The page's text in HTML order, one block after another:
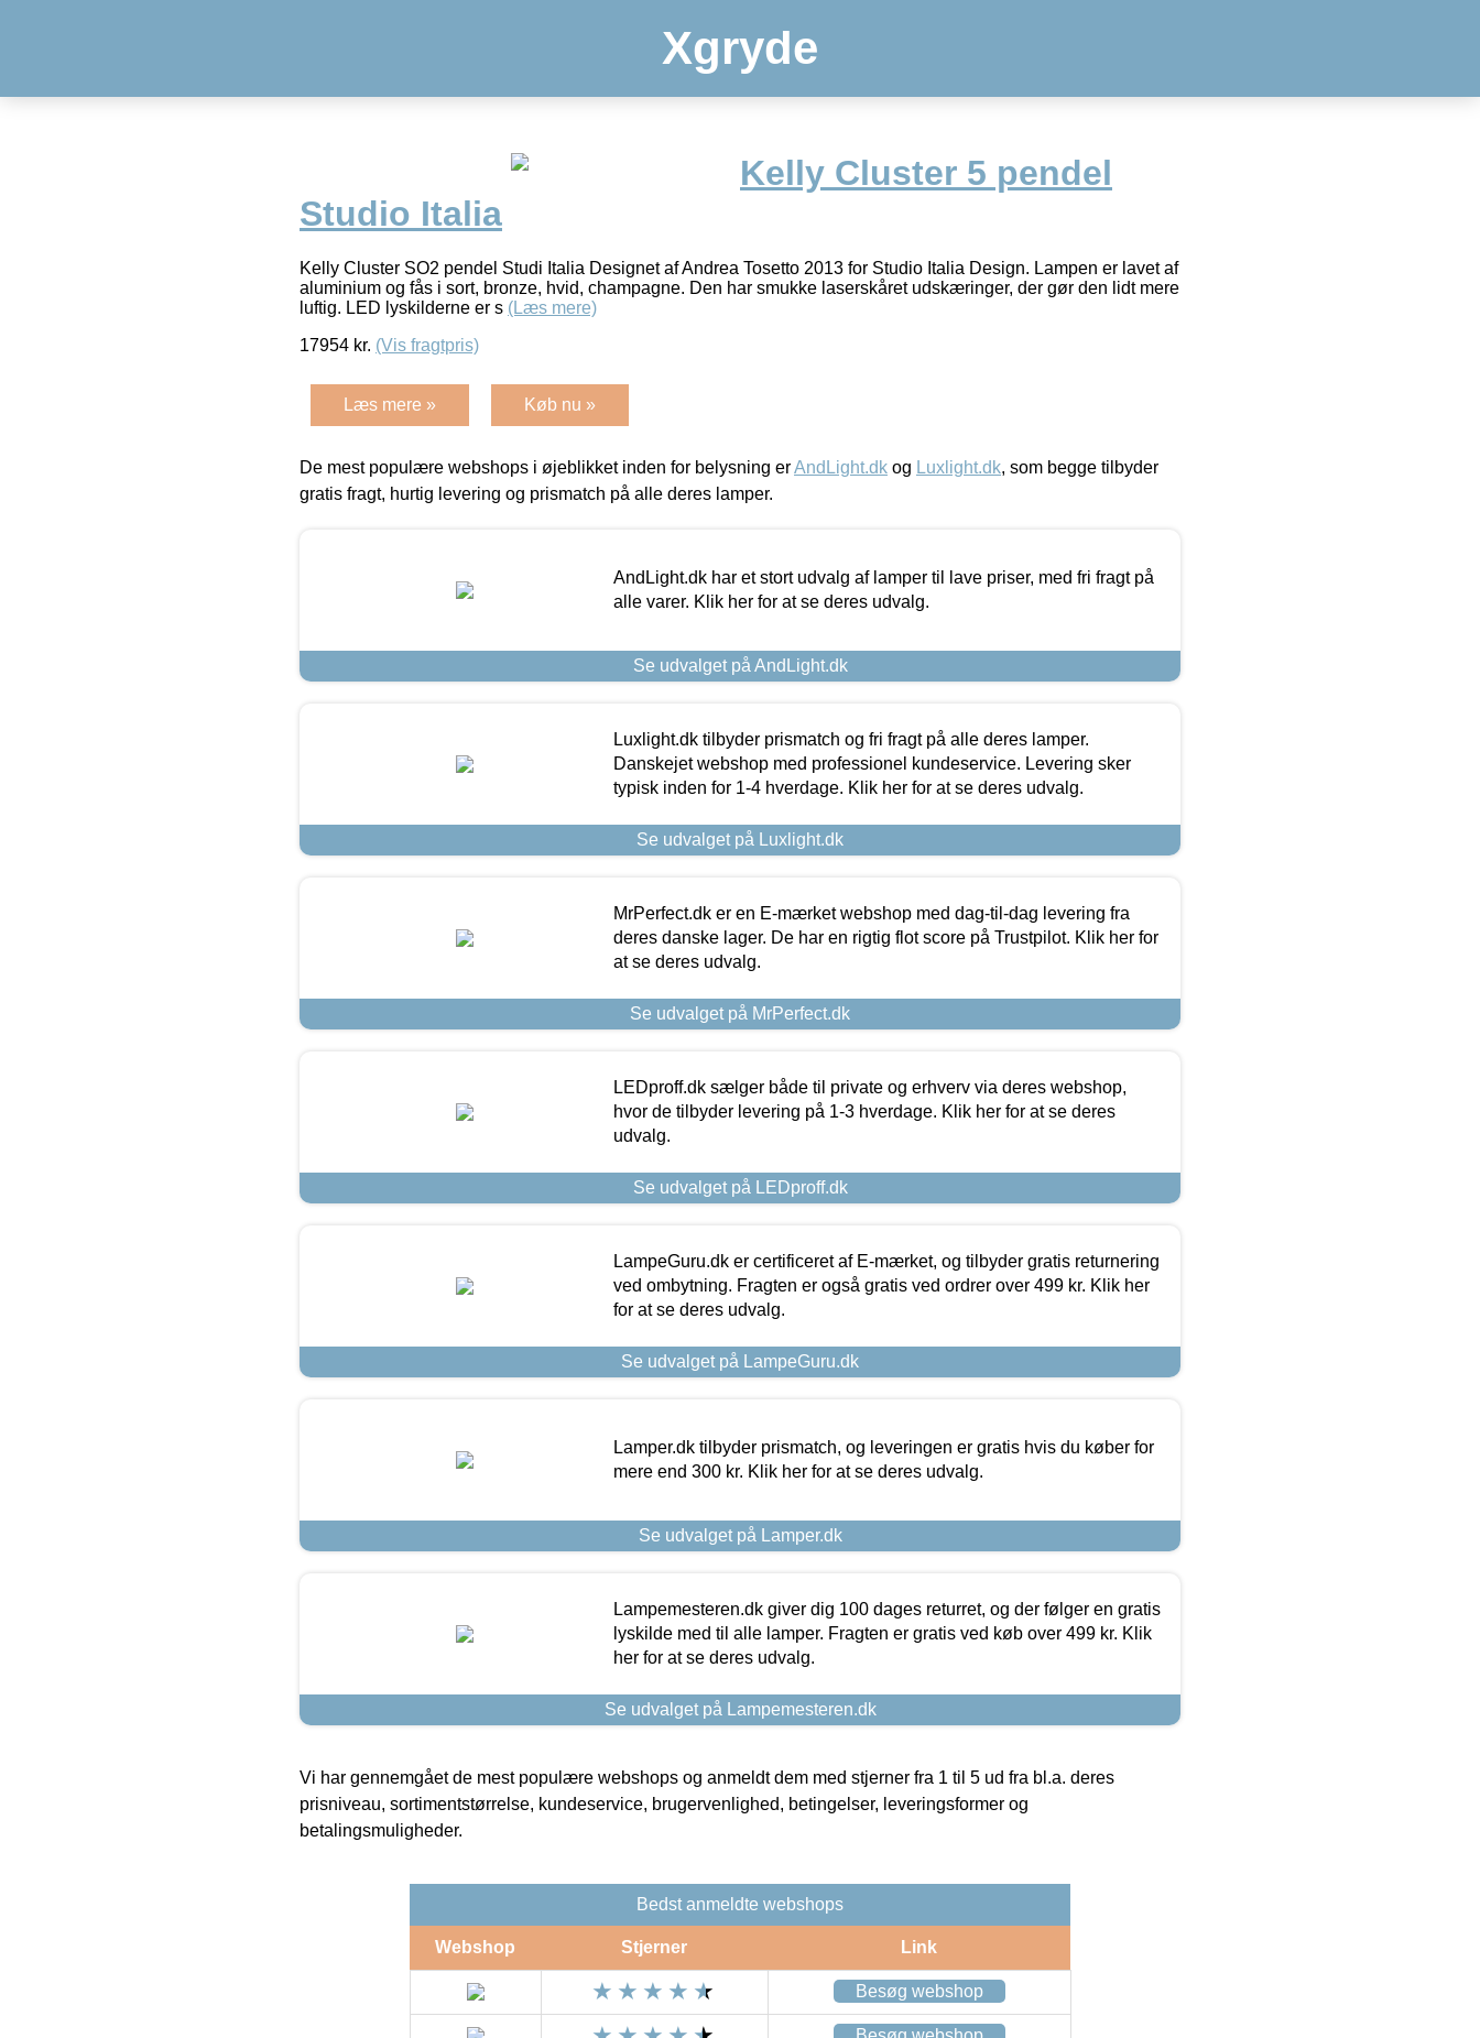
Xgryde
Kelly Cluster 5 pendel
Studio Italia
Kelly Cluster SO2 pendel Studi Italia Designet af Andrea Tosetto 2013 for Studio Italia Design. Lampen er lavet af
aluminium og fås i sort, bronze, hvid, champagne. Den har smukke laserskåret udskæringer, der gør den lidt mere
luftig. LED lyskilderne er s (Læs mere)
17954 kr. (Vis fragtpris)
Læs mere » Køb nu »
De mest populære webshops i øjeblikket inden for belysning erAndLight.dk og Luxlight.dk, som begge tilbyder
gratis fragt, hurtig levering og prismatch på alle deres lamper.
AndLight.dk har et stort udvalg af lamper til lave priser, med fri fragt på
alle varer. Klik her for at se deres udvalg.
Se udvalget på AndLight.dk
Luxlight.dk tilbyder prismatch og fri fragt på alle deres lamper.
Danskejet webshop med professionel kundeservice. Levering sker
typisk inden for 1-4 hverdage. Klik her for at se deres udvalg.
Se udvalget på Luxlight.dk
MrPerfect.dk er en E-mærket webshop med dag-til-dag levering fra
deres danske lager. De har en rigtig flot score på Trustpilot. Klik her for
at se deres udvalg.
Se udvalget på MrPerfect.dk
LEDproff.dk sælger både til private og erhverv via deres webshop,
hvor de tilbyder levering på 1-3 hverdage. Klik her for at se deres
udvalg.
Se udvalget på LEDproff.dk
LampeGuru.dk er certificeret af E-mærket, og tilbyder gratis returnering
ved ombytning. Fragten er også gratis ved ordrer over 499 kr. Klik her
for at se deres udvalg.
Se udvalget på LampeGuru.dk
Lamper.dk tilbyder prismatch, og leveringen er gratis hvis du køber for
mere end 300 kr. Klik her for at se deres udvalg.
Se udvalget på Lamper.dk
Lampemesteren.dk giver dig 100 dages returret, og der følger en gratis
lyskilde med til alle lamper. Fragten er gratis ved køb over 499 kr. Klik
her for at se deres udvalg.
Se udvalget på Lampemesteren.dk
Vi har gennemgået de mest populære webshops og anmeldt dem med stjerner fra 1 til 5 ud fra bl.a. deres
prisniveau, sortimentstørrelse, kundeservice, brugervenlighed, betingelser, leveringsformer og
betalingsmuligheder.
Bedst anmeldte webshops
Webshop Stjerner Link
Besøg webshop